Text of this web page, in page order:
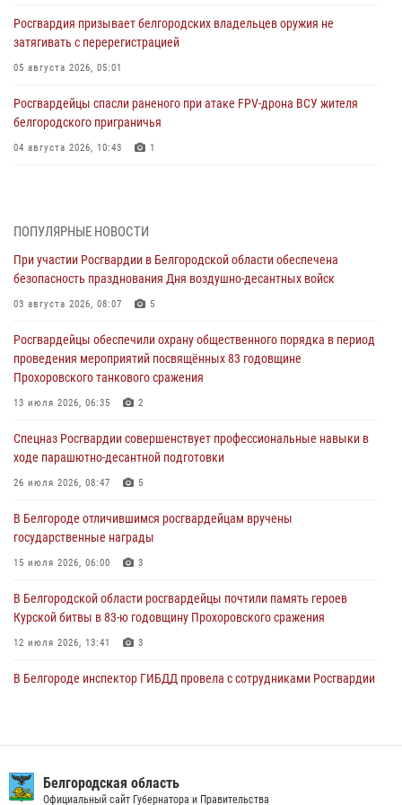
Росгвардия призывает белгородских владельцев оружия не
затягивать с перерегистрацией
05 августа 2026, 05:01
Росгвардейцы спасли раненого при атаке FPV-дрона ВСУ жителя
белгородского приграничья
04 августа 2026, 10:43 1
04 августа 2026, 06:03
Сотрудники Росгвардии задержали подозреваемую в краже
товаров из гипермаркета в Белгороде
03 августа 2026, 13:29
«Я расскажу вам о Герое»: история подполковника милиции в
отставке Виктора Хайрулика (видео)
03 августа 2026, 10:37
сборов «Армата» в Белгородской области
03 августа 2026, 10:12
безопасность празднования Дня воздушно-десантных войск
03 августа 2026, 08:07
ПОПУЛЯРНЫЕ НОВОСТИ
При участии Росгвардии в Белгородской области обеспечена
безопасность празднования Дня воздушно-десантных войск
03 августа 2026, 08:07 5
Росгвардейцы обеспечили охрану общественного порядка в период
проведения мероприятий посвящённых 83 годовщине
Прохоровского танкового сражения
13 июля 2026, 06:35 2
Спецназ Росгвардии совершенствует профессиональные навыки в
ходе парашютно-десантной подготовки
26 июля 2026, 08:47 5
В Белгороде отличившимся росгвардейцам вручены
государственные награды
15 июля 2026, 06:00 3
В Белгородской области росгвардейцы почтили память героев
Курской битвы в 83-ю годовщину Прохоровского сражения
12 июля 2026, 13:41 3
В Белгороде инспектор ГИБДД провела с сотрудниками Росгвардии
подготовке спецподразделения в эфире радио «России - Белгород»
22 июля 2026, 14:36
Белгородская область
Официальный сайт Губернатора и Правительства